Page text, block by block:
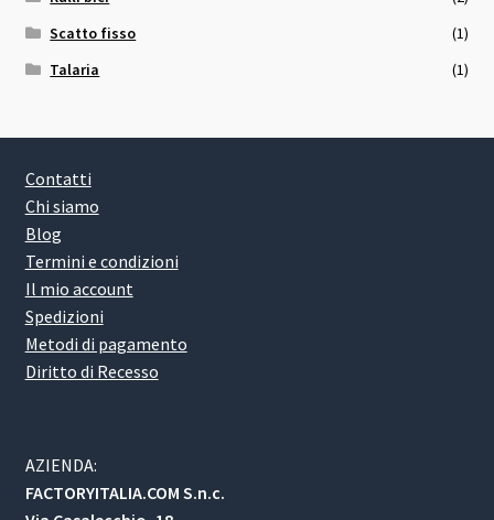
Scatto fisso
(1)
Talaria
(1)
Contatti
Chi siamo
Blog
Termini e condizioni
Il mio account
Spedizioni
Metodi di pagamento
Diritto di Recesso
AZIENDA:
FACTORYITALIA.COM S.n.c.